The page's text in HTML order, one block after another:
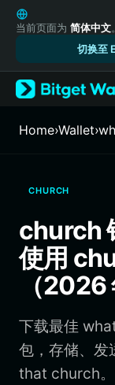
English
日本語
Русский
Español
Türkçe
Italiano
繁體中文
Português
Bahasa Indonesia
ภาษาไทย
Português (Brasil)
Español
当前页面为 简体中文
切换至
Home›Wallet›
CHURCH
church
使用
（2026
下载最佳
包，存储、
that church